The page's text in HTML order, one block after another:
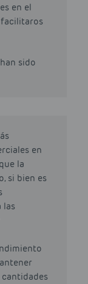
en el
facilitaros
sido
en
la
si bien es
las